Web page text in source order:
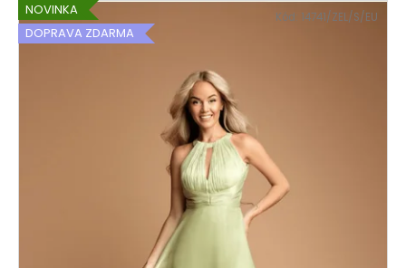
NOVINKA
DOPRAVA ZDARMA
Kód: 14741/ZEL/S/EU